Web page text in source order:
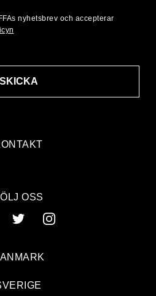
SKICKA
nyhetsbrev och accepterar
OSS